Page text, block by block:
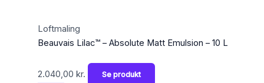
Loftmaling
Beauvais Lilac™ – Absolute Matt Emulsion – 10 L
2.040,00 kr. Se produkt